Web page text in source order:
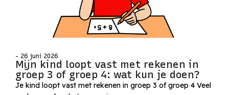
- 26 juni 2026
Mijn kind loopt vast met rekenen in
groep 3 of groep 4: wat kun je doen?
Je kind loopt vast met rekenen in groep 3 of groep 4 Veel